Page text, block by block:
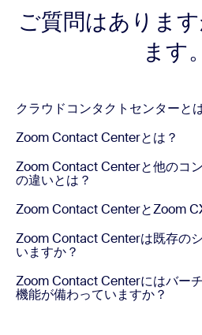
ご質問はありま
ます。
クラウドコンタクトセンターと
Zoom Contact Centerとは？
Zoom Contact Centerと他のコ
の違いとは？
Zoom Contact CenterとZoom
Zoom Contact Centerは既存の
いますか？
Zoom Contact Centerにはバー
機能が備わっていますか？